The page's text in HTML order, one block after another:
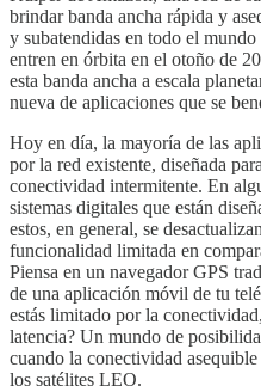
brindar banda ancha rápida y
y subatendidas en todo el
entren en órbita en el otoño de
esta banda ancha a escala
nueva de aplicaciones que se
Hoy en día, la mayoría de las
por la red existente, diseñada
conectividad intermitente. En
sistemas digitales que están
estos, en general, se
funcionalidad limitada en
Piensa en un navegador GPS
de una aplicación móvil de tu
estás limitado por la
latencia? Un mundo de
cuando la conectividad
los satélites LEO.